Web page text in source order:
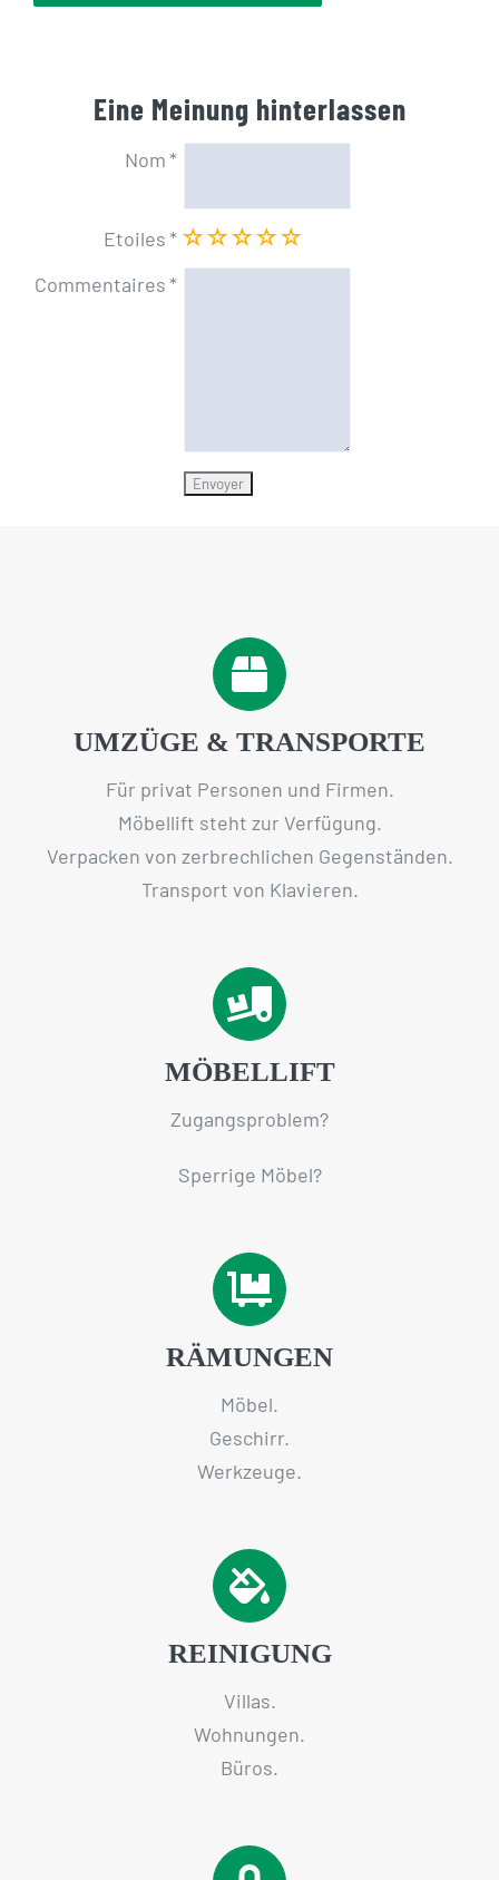
Eine Meinung hinterlassen
Nom
Etoiles
Commentaires
UMZÜGE & TRANSPORTE
Für privat Personen und Firmen.
Möbellift steht zur Verfügung.
Verpacken von zerbrechlichen Gegenständen.
Transport von Klavieren.
MÖBELLIFT
Zugangsproblem?
Sperrige Möbel?
RÄMUNGEN
Möbel.
Geschirr.
Werkzeuge.
REINIGUNG
Villas.
Wohnungen.
Büros.